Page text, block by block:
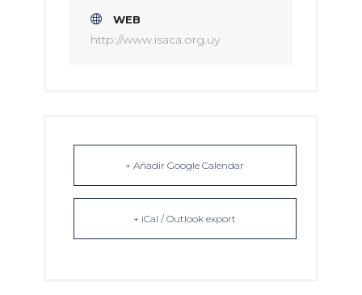
WEB
http://www.isaca.org.uy
+ Añadir Google Calendar
+ iCal / Outlook export